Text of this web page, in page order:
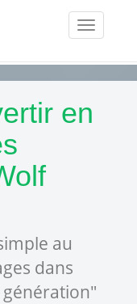
Toggle
en
au
dans